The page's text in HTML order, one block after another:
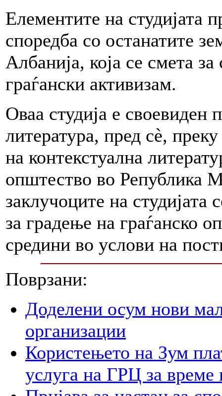
Елементите на студијата
споредба со останатите
Албанија, која се смета
граѓански активизам.
Оваа студија е своевиден
литература, пред сè,
на контекстуална
општество во Република
заклучоците на студијата
за градење на граѓанско
средини во услови на
Поврзани:
Доделени осум нови
организации
Користењето на Зум
услуга на ГРЦ за време